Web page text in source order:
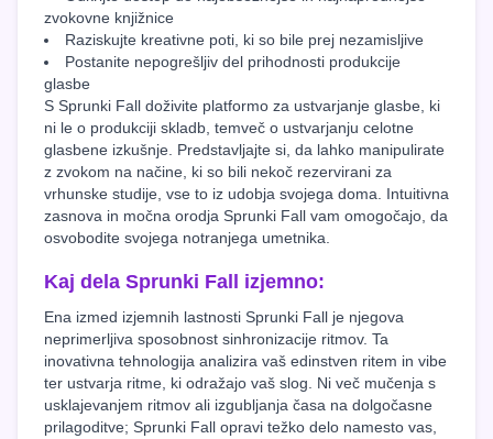
zvokovne knjižnice
Raziskujte kreativne poti, ki so bile prej nezamisljive
Postanite nepogrešljiv del prihodnosti produkcije
glasbe
S Sprunki Fall doživite platformo za ustvarjanje glasbe, ki
ni le o produkciji skladb, temveč o ustvarjanju celotne
glasbene izkušnje. Predstavljajte si, da lahko manipulirate
z zvokom na načine, ki so bili nekoč rezervirani za
vrhunske studije, vse to iz udobja svojega doma. Intuitivna
zasnova in močna orodja Sprunki Fall vam omogočajo, da
osvobodite svojega notranjega umetnika.
Kaj dela Sprunki Fall izjemno:
Ena izmed izjemnih lastnosti Sprunki Fall je njegova
neprimerljiva sposobnost sinhronizacije ritmov. Ta
inovativna tehnologija analizira vaš edinstven ritem in vibe
ter ustvarja ritme, ki odražajo vaš slog. Ni več mučenja s
usklajevanjem ritmov ali izgubljanja časa na dolgočasne
prilagoditve; Sprunki Fall opravi težko delo namesto vas,